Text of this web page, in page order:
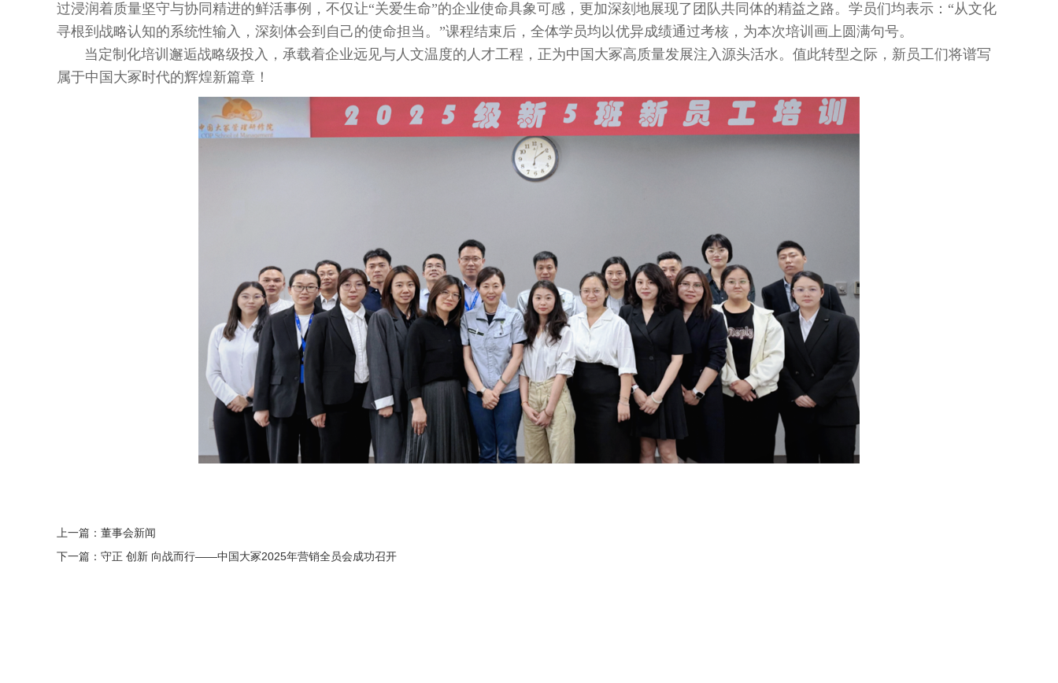
过浸润着质量坚守与协同精进的鲜活事例，不仅让“关爱生命”的企业使命具象可感，更加深刻地展现了团队共同体的精益之路。学员们均表示：“从文化
寻根到战略认知的系统性输入，深刻体会到自己的使命担当。”课程结束后，全体学员均以优异成绩通过考核，为本次培训画上圆满句号。
当定制化培训邂逅战略级投入，承载着企业远见与人文温度的人才工程，正为中国大冢高质量发展注入源头活水。值此转型之际，新员工们将谱写
属于中国大冢时代的辉煌新篇章！
上一篇：董事会新闻
下一篇：守正 创新 向战而行——中国大冢2025年营销全员会成功召开